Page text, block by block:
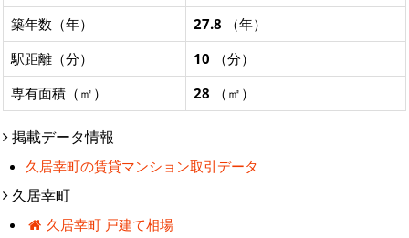
築年数（年）
27.8 （年）
駅距離（分）
10 （分）
専有面積（㎡）
28 （㎡）
掲載データ情報
久居幸町の賃貸マンション取引データ
久居幸町
久居幸町 戸建て相場